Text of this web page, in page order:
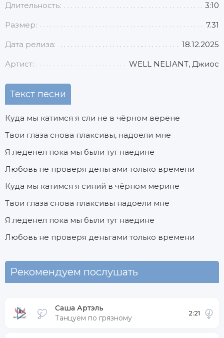
Длительность: 3:10
Размер: 7.31
Дата релиза: 18.12.2025
Артист: WELL NELIANT, Джиос
Текст песни
Куда мы катимся я сли не в чёрном верене
Твои глаза снова плаксивы, надоели мне
Я леденел пока мы были тут наедине
Любовь не проверя деньгами только времени
Куда мы катимся я синий в чёрном мерине
Твои глаза снова плаксивы надоели мне
Я леденел пока мы были тут наедине
Любовь не проверя деньгами только времени
Рекомендуем послушать
Саша Артэль
Танцуем по грязному
2:21